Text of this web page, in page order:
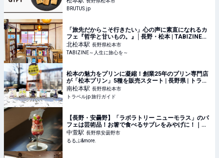
BRUTUS.jp
「旅先だからこそ行きたい」心の声に素直になれるカ
フェ『哲学と甘いもの。』│長野・松本 | TABIZINE～
人生に旅心を～
北松本駅 長野県松本市
TABIZINE～人生に旅心を～
松本の魅力をプリンに凝縮！創業25年のプリン専門店
が「松本プリン」5種を販売スタート | 長野県 | トラベ
ルjp 旅行ガイド
南松本駅 長野県松本市
トラベルjp 旅行ガイド
【長野・安曇野】「ラボラトリー ニューモラス」のパ
フェは芸術品！お箸で食べるサブレをみやげに！｜る
るぶ&more.
中萱駅 長野県安曇野市
るるぶ&more.